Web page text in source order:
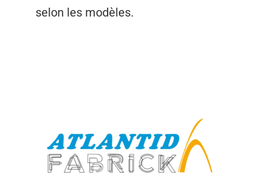
selon les modèles.